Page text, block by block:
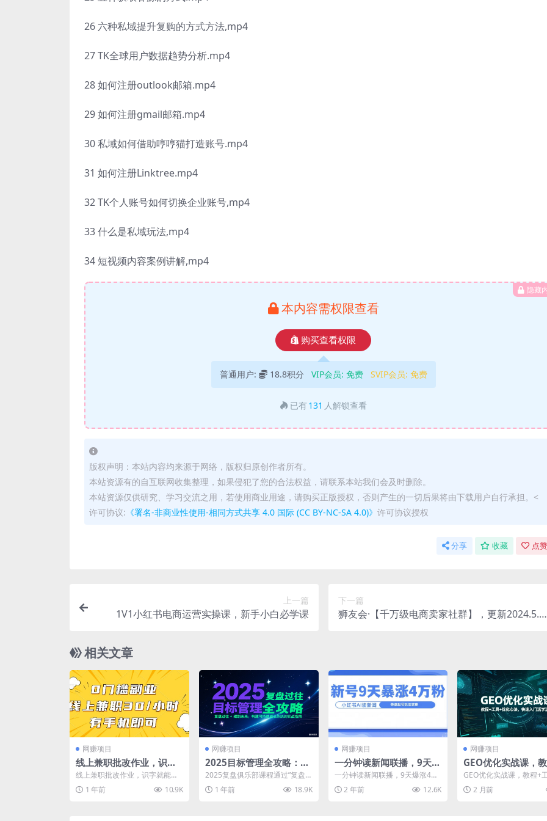
26 六种私域提升复购的方式方法,mp4
27 TK全球用户数据趋势分析.mp4
28 如何注册outlook邮箱.mp4
29 如何注册gmail邮箱.mp4
30 私域如何借助哼哼猫打造账号.mp4
31 如何注册Linktree.mp4
32 TK个人账号如何切换企业账号,mp4
33 什么是私域玩法,mp4
34 短视频内容案例讲解,mp4
隐藏
本内容需权限查看
购买查看权限
普通用户: 18.8积分 VIP会员: 免费 SVIP会员: 免费
已有 131 人解锁查看
版权声明：本站内容均来源于网络，版权归原创作者所有。
本站资源有的自互联网收集整理，如果侵犯了您的合法权益，请联系本站我们会及时删除。
本站资源仅供研究、学习交流之用，若使用商业用途，请购买正版授权，否则产生的一切后果将由下载用户自行承担。<
许可协议: 《署名-非商业性使用-相同方式共享 4.0 国际 (CC BY-NC-SA 4.0)》 许可协议授权
分享 收藏 点
上一篇
1V1小红书电商运营实操课，新手小白必学课
下一篇
狮友会·【千万级电商卖家社群】，更新2024.5.2
相关文章
网赚项目
线上兼职批改作业，识字
就能玩，日入5张+【揭
秘】
线上兼职批改作业，识字就能
玩，日入5张+【揭秘】 项目揭
秘，项目介绍： 今天给大...
1 年前 10.9K
网赚项目
2025目标管理全攻略：复
盘过往 + 规划未来，构建
可持续成长系统的实战指
南
2025复盘俱乐部课程通过”复盘-
规划-执行”三阶段体系...
1 年前 18.9K
网赚项目
一分钟读新闻联播，9天爆
涨4万粉，快速起号玩法攻
略
一分钟读新闻联播，9天爆涨4万
粉，快速起号玩法攻略 把当天的
新闻联播用AI进行商...
2 年前 12.6K
网赚项目
GEO优化实战课，
+工具+优化心法，
门活学活用
GEO优化实战课，教程+
化心法，快速入门活学活
介绍 不少自媒体、...
2 月前